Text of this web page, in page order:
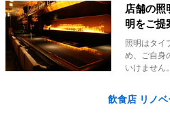
店舗の照
明をご提
照明はタイ
め、ご自身
いけません
飲食店 リノ